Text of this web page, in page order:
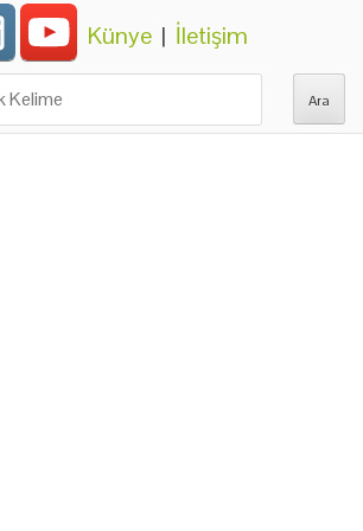
Künye | İletişim